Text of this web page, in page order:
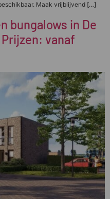
Maak vrijblijvend […]
bungalows in De
vanaf